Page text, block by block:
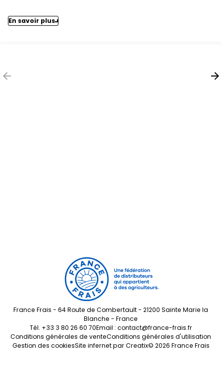
En savoir plus
France Frais - 64 Route de Combertault - 21200 Sainte Marie la
Blanche - France
Tél. +33 3 80 26 60 70Email : contact@france-frais.fr
Conditions générales de venteConditions générales d'utilisation
Gestion des cookiesSite infernet parCreatix© 2026 France Frais